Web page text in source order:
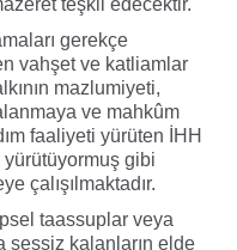
teşkil edecektir.
gerekçe
vahşet ve katliamlar
mazlumiyeti,
ve mahkûm
faaliyeti yürüten İHH
gibi
çalışılmaktadır.
taassuplar veya
sessiz kalanların elde